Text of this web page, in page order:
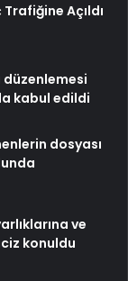
Açıldı
düzenlemesi
kabul edildi
dosyası
ve
konuldu